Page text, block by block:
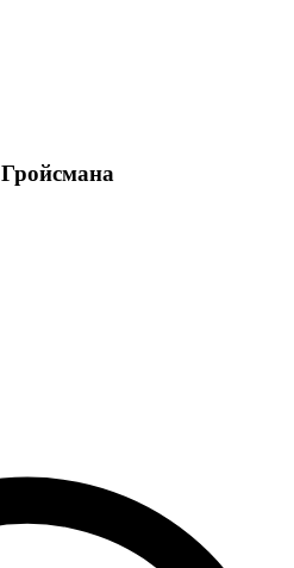
Гройсмана